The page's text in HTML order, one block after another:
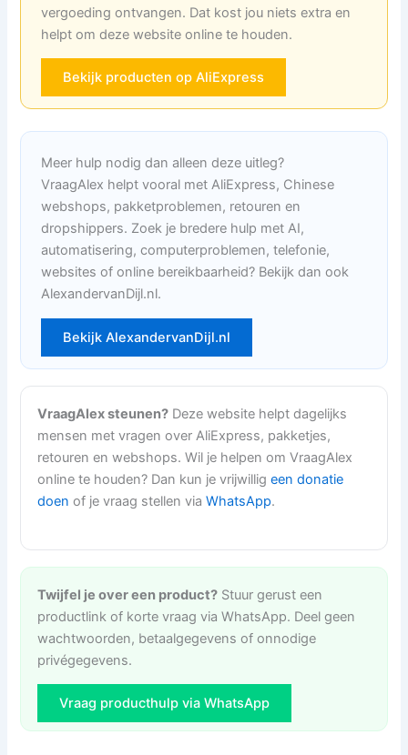
vergoeding ontvangen. Dat kost jou niets extra en
helpt om deze website online te houden.
Bekijk producten op AliExpress
Meer hulp nodig dan alleen deze uitleg?
VraagAlex helpt vooral met AliExpress, Chinese
webshops, pakketproblemen, retouren en
dropshippers. Zoek je bredere hulp met AI,
automatisering, computerproblemen, telefonie,
websites of online bereikbaarheid? Bekijk dan ook
AlexandervanDijl.nl.
Bekijk AlexandervanDijl.nl
VraagAlex steunen? Deze website helpt dagelijks
mensen met vragen over AliExpress, pakketjes,
retouren en webshops. Wil je helpen om VraagAlex
online te houden? Dan kun je vrijwilligeen donatie
doen of je vraag stellen viaWhatsApp.
Twijfel je over een product? Stuur gerust een
productlink of korte vraag via WhatsApp. Deel geen
wachtwoorden, betaalgegevens of onnodige
privégegevens.
Vraag producthulp via WhatsApp